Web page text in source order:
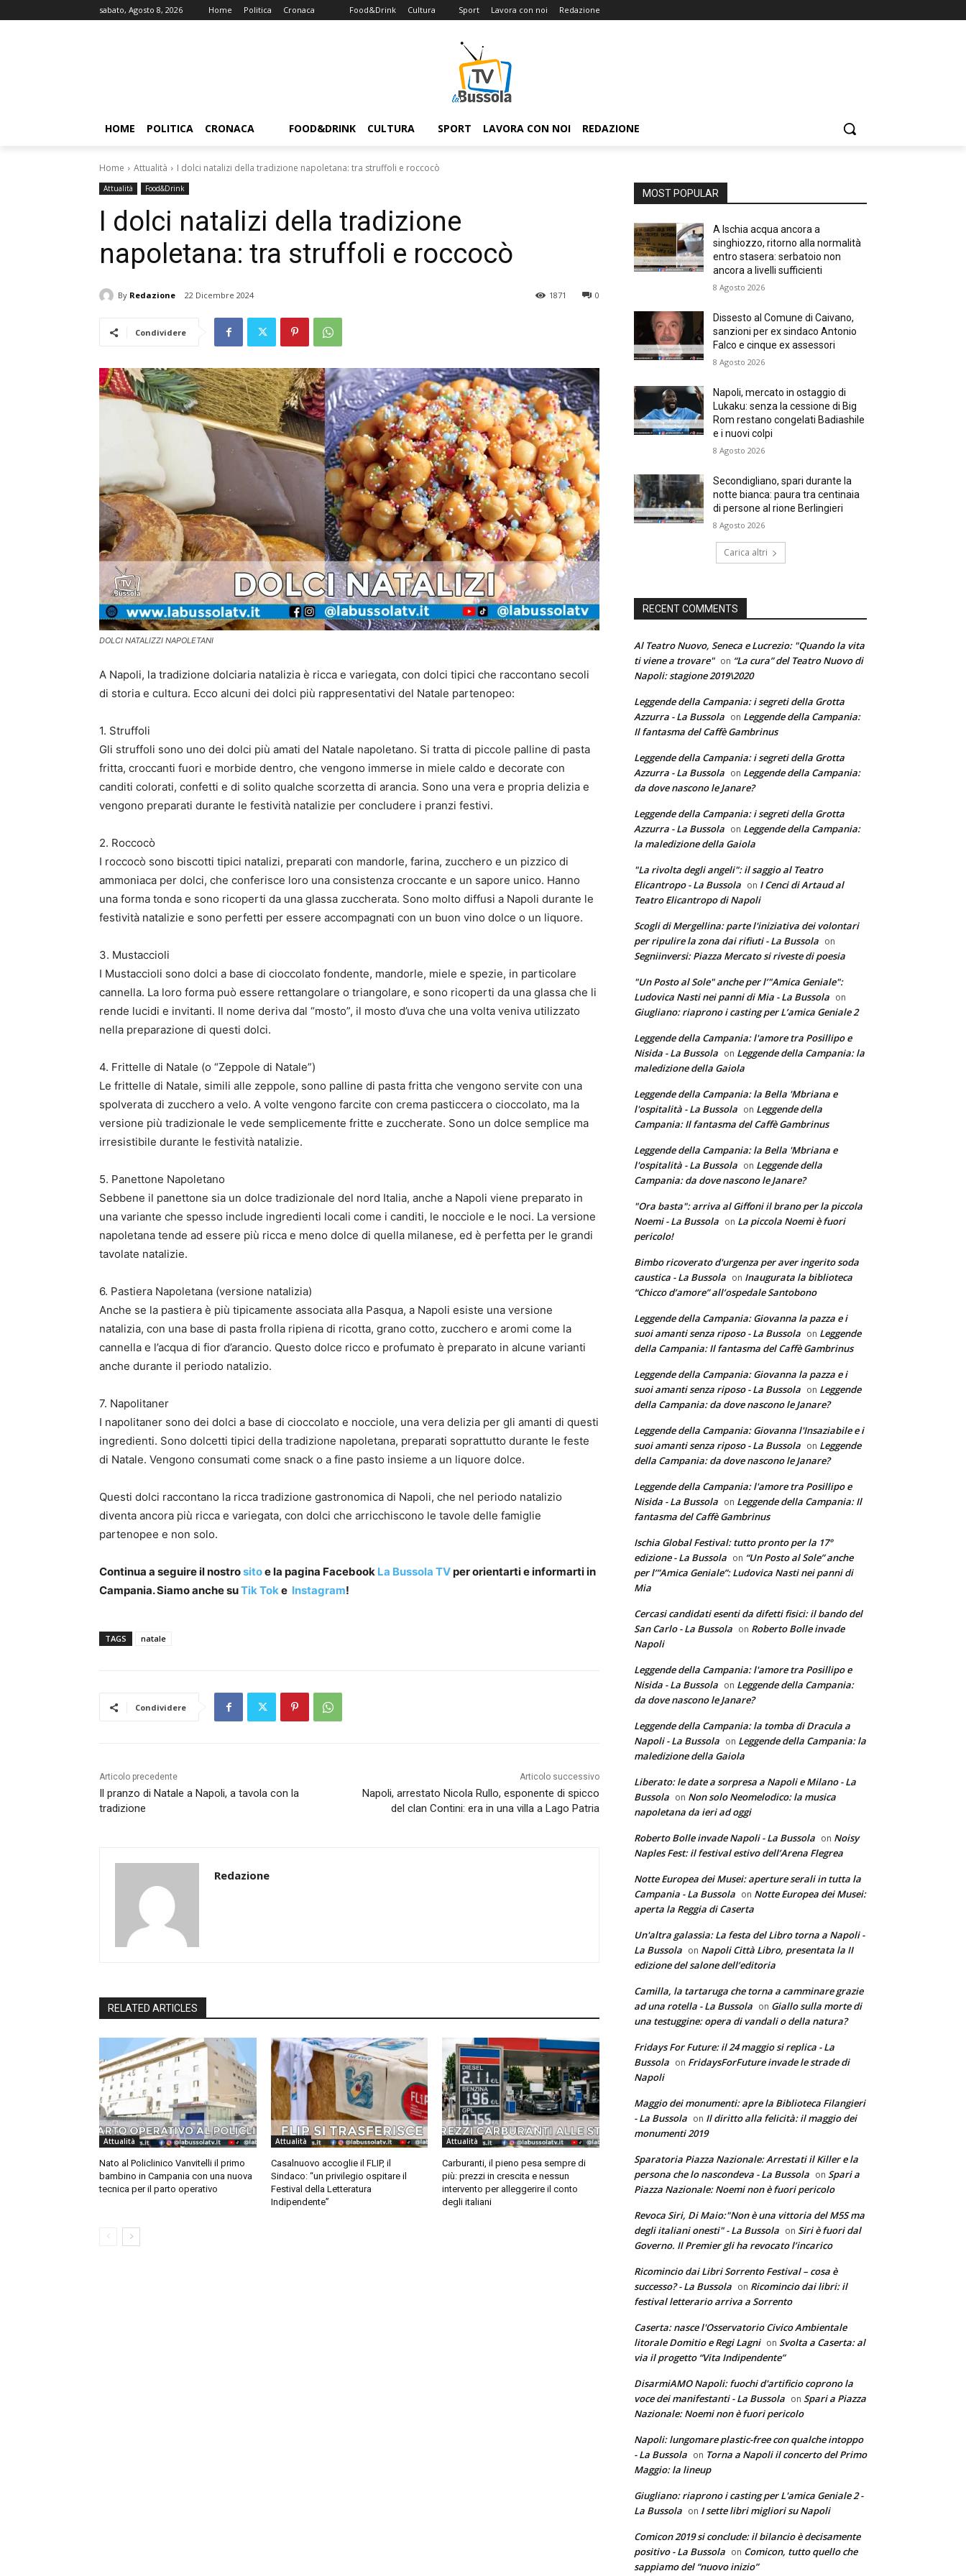
sabato, Agosto 8, 2026 Home Politica Cronaca Food&Drink Cultura Sport Lavora con noi Redazione
HOME POLITICA CRONACA FOOD&DRINK CULTURA SPORT LAVORA CON NOI REDAZIONE
Home Attualità I dolci natalizi della tradizione napoletana: tra struffoli e roccocò
Attualità Food&Drink
I dolci natalizi della tradizione
napoletana: tra struffoli e roccocò
By Redazione 22 Dicembre 2024 0
1871
Condividere
DOLCI NATALIZZI NAPOLETANI
A Napoli, la tradizione dolciaria natalizia è ricca e variegata, con dolci tipici che raccontano secoli
di storia e cultura. Ecco alcuni dei dolci più rappresentativi del Natale partenopeo:
1. Struffoli
Gli struffoli sono uno dei dolci più amati del Natale napoletano. Si tratta di piccole palline di pasta
fritta, croccanti fuori e morbide dentro, che vengono immerse in miele caldo e decorate con
canditi colorati, confetti e di solito qualche scorzetta di arancia. Sono una vera e propria delizia e
vengono preparati durante le festività natalizie per concludere i pranzi festivi.
2. Roccocò
I roccocò sono biscotti tipici natalizi, preparati con mandorle, farina, zucchero e un pizzico di
ammoniaca per dolci, che conferisce loro una consistenza croccante e un sapore unico. Hanno
una forma tonda e sono ricoperti da una glassa zuccherata. Sono molto diffusi a Napoli durante le
festività natalizie e sono perfetti per essere accompagnati con un buon vino dolce o un liquore.
3. Mustaccioli
I Mustaccioli sono dolci a base di cioccolato fondente, mandorle, miele e spezie, in particolare
cannella. La loro forma può essere rettangolare o triangolare, e sono ricoperti da una glassa che li
rende lucidi e invitanti. Il nome deriva dal “mosto”, il mosto d’uva che una volta veniva utilizzato
nella preparazione di questi dolci.
4. Frittelle di Natale (o “Zeppole di Natale”)
Le frittelle di Natale, simili alle zeppole, sono palline di pasta fritta che vengono servite con una
spolverata di zucchero a velo. A volte vengono farcite con crema pasticcera o cioccolato, ma la
versione più tradizionale le vede semplicemente fritte e zuccherate. Sono un dolce semplice ma
irresistibile durante le festività natalizie.
5. Panettone Napoletano
Sebbene il panettone sia un dolce tradizionale del nord Italia, anche a Napoli viene preparato in
una variante che spesso include ingredienti locali come i canditi, le nocciole e le noci. La versione
napoletana tende ad essere più ricca e meno dolce di quella milanese, ed è perfetta per le grandi
tavolate natalizie.
6. Pastiera Napoletana (versione natalizia)
Anche se la pastiera è più tipicamente associata alla Pasqua, a Napoli esiste una versione
natalizia, con una base di pasta frolla ripiena di ricotta, grano cotto, zucchero e aromi come la
cannella e l’acqua di fior d’arancio. Questo dolce ricco e profumato è preparato in alcune varianti
anche durante il periodo natalizio.
7. Napolitaner
I napolitaner sono dei dolci a base di cioccolato e nocciole, una vera delizia per gli amanti di questi
ingredienti. Sono dolcetti tipici della tradizione napoletana, preparati soprattutto durante le feste
di Natale. Vengono consumati come snack o a fine pasto insieme a un liquore dolce.
Questi dolci raccontano la ricca tradizione gastronomica di Napoli, che nel periodo natalizio
diventa ancora più ricca e variegata, con dolci che arricchiscono le tavole delle famiglie
partenopee e non solo.
Continua a seguire il nostrositoe la pagina Facebook La Bussola TVper orientarti e informarti in
Campania. Siamo anche suTik Toke Instagram!
TAGS natale
Condividere
Articolo precedente
Il pranzo di Natale a Napoli, a tavola con la
tradizione
Articolo successivo
Napoli, arrestato Nicola Rullo, esponente di spicco
del clan Contini: era in una villa a Lago Patria
Redazione
RELATED ARTICLES
Attualità
Nato al Policlinico Vanvitelli il primo
bambino in Campania con una nuova
tecnica per il parto operativo
Attualità
Casalnuovo accoglie il FLIP, il
Sindaco: “un privilegio ospitare il
Festival della Letteratura
Indipendente”
Attualità
Carburanti, il pieno pesa sempre di
più: prezzi in crescita e nessun
intervento per alleggerire il conto
degli italiani
MOST POPULAR
A Ischia acqua ancora a
singhiozzo, ritorno alla normalità
entro stasera: serbatoio non
ancora a livelli sufficienti
8 Agosto 2026
Dissesto al Comune di Caivano,
sanzioni per ex sindaco Antonio
Falco e cinque ex assessori
8 Agosto 2026
Napoli, mercato in ostaggio di
Lukaku: senza la cessione di Big
Rom restano congelati Badiashile
e i nuovi colpi
8 Agosto 2026
Secondigliano, spari durante la
notte bianca: paura tra centinaia
di persone al rione Berlingieri
8 Agosto 2026
Carica altri
RECENT COMMENTS
Al Teatro Nuovo, Seneca e Lucrezio: "Quando la vita
ti viene a trovare" on “La cura” del Teatro Nuovo di
Napoli: stagione 2019\2020
Leggende della Campania: i segreti della Grotta
Azzurra - La Bussola on Leggende della Campania:
Il fantasma del Caffè Gambrinus
Leggende della Campania: i segreti della Grotta
Azzurra - La Bussola on Leggende della Campania:
da dove nascono le Janare?
Leggende della Campania: i segreti della Grotta
Azzurra - La Bussola on Leggende della Campania:
la maledizione della Gaiola
"La rivolta degli angeli": il saggio al Teatro
Elicantropo - La Bussola on I Cenci di Artaud al
Teatro Elicantropo di Napoli
Scogli di Mergellina: parte l'iniziativa dei volontari
per ripulire la zona dai rifiuti - La Bussola on
Segniinversi: Piazza Mercato si riveste di poesia
"Un Posto al Sole" anche per l’"Amica Geniale":
Ludovica Nasti nei panni di Mia - La Bussola on
Giugliano: riaprono i casting per L’amica Geniale 2
Leggende della Campania: l'amore tra Posillipo e
Nisida - La Bussola on Leggende della Campania: la
maledizione della Gaiola
Leggende della Campania: la Bella 'Mbriana e
l'ospitalità - La Bussola on Leggende della
Campania: Il fantasma del Caffè Gambrinus
Leggende della Campania: la Bella 'Mbriana e
l'ospitalità - La Bussola on Leggende della
Campania: da dove nascono le Janare?
"Ora basta": arriva al Giffoni il brano per la piccola
Noemi - La Bussola on La piccola Noemi è fuori
pericolo!
Bimbo ricoverato d'urgenza per aver ingerito soda
caustica - La Bussola on Inaugurata la biblioteca
“Chicco d’amore” all’ospedale Santobono
Leggende della Campania: Giovanna la pazza e i
suoi amanti senza riposo - La Bussola on Leggende
della Campania: Il fantasma del Caffè Gambrinus
Leggende della Campania: Giovanna la pazza e i
suoi amanti senza riposo - La Bussola on Leggende
della Campania: da dove nascono le Janare?
Leggende della Campania: Giovanna l'Insaziabile e i
suoi amanti senza riposo - La Bussola on Leggende
della Campania: da dove nascono le Janare?
Leggende della Campania: l'amore tra Posillipo e
Nisida - La Bussola on Leggende della Campania: Il
fantasma del Caffè Gambrinus
Ischia Global Festival: tutto pronto per la 17°
edizione - La Bussola on “Un Posto al Sole” anche
per l’”Amica Geniale”: Ludovica Nasti nei panni di
Mia
Cercasi candidati esenti da difetti fisici: il bando del
San Carlo - La Bussola on Roberto Bolle invade
Napoli
Leggende della Campania: l'amore tra Posillipo e
Nisida - La Bussola on Leggende della Campania:
da dove nascono le Janare?
Leggende della Campania: la tomba di Dracula a
Napoli - La Bussola on Leggende della Campania: la
maledizione della Gaiola
Liberato: le date a sorpresa a Napoli e Milano - La
Bussola on Non solo Neomelodico: la musica
napoletana da ieri ad oggi
Roberto Bolle invade Napoli - La Bussola on Noisy
Naples Fest: il festival estivo dell’Arena Flegrea
Notte Europea dei Musei: aperture serali in tutta la
Campania - La Bussola on Notte Europea dei Musei:
aperta la Reggia di Caserta
Un'altra galassia: La festa del Libro torna a Napoli -
La Bussola on Napoli Città Libro, presentata la II
edizione del salone dell’editoria
Camilla, la tartaruga che torna a camminare grazie
ad una rotella - La Bussola on Giallo sulla morte di
una testuggine: opera di vandali o della natura?
Fridays For Future: il 24 maggio si replica - La
Bussola on FridaysForFuture invade le strade di
Napoli
Maggio dei monumenti: apre la Biblioteca Filangieri
- La Bussola on Il diritto alla felicità: il maggio dei
monumenti 2019
Sparatoria Piazza Nazionale: Arrestati il Killer e la
persona che lo nascondeva - La Bussola on Spari a
Piazza Nazionale: Noemi non è fuori pericolo
Revoca Siri, Di Maio:"Non è una vittoria del M5S ma
degli italiani onesti" - La Bussola on Siri è fuori dal
Governo. Il Premier gli ha revocato l’incarico
Ricomincio dai Libri Sorrento Festival – cosa è
successo? - La Bussola on Ricomincio dai libri: il
festival letterario arriva a Sorrento
Caserta: nasce l'Osservatorio Civico Ambientale
litorale Domitio e Regi Lagni on Svolta a Caserta: al
via il progetto “Vita Indipendente”
DisarmiAMO Napoli: fuochi d'artificio coprono la
voce dei manifestanti - La Bussola on Spari a Piazza
Nazionale: Noemi non è fuori pericolo
Napoli: lungomare plastic-free con qualche intoppo
- La Bussola on Torna a Napoli il concerto del Primo
Maggio: la lineup
Giugliano: riaprono i casting per L'amica Geniale 2 -
La Bussola on I sette libri migliori su Napoli
Comicon 2019 si conclude: il bilancio è decisamente
positivo - La Bussola on Comicon, tutto quello che
sappiamo del “nuovo inizio”